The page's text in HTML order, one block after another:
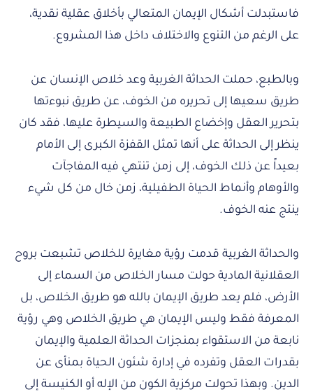
فاستبدلت أشكال الإيمان المتعالي بأخلاق عقلية نقدية،
على الرغم من التنوع والاختلاف داخل هذا المشروع.
وبالطبع، حملت الحداثة الغربية وعد خلاص الإنسان عن
طريق سعيها إلى تحريره من الخوف، عن طريق نبوءتها
بتحرير العقل وإخضاع الطبيعة والسيطرة عليها، فقد كان
ينظر إلى الحداثة على أنها تمثل القفزة الكبرى إلى الأمام
بعيداً عن ذلك الخوف، إلى زمن تنتهي فيه المفاجآت
والأوهام وأنماط الحياة الطفيلية، زمن خال من كل شيء
ينتج عنه الخوف.
والحداثة الغربية قدمت رؤية مغايرة للخلاص تشبعت بروح
العقلانية المادية حولت مسار الخلاص من السماء إلى
الأرض، فلم يعد طريق الإيمان بالله هو طريق الخلاص، بل
المعرفة فقط وليس الإيمان هي طريق الخلاص وهي رؤية
نابعة من الاستقواء بمنجزات الحداثة العلمية والإيمان
بقدرات العقل وتفرده في إدارة شئون الحياة بمنأى عن
الدين. وبهذا تحولت مركزية الكون من الإله أو الكنيسة إلى